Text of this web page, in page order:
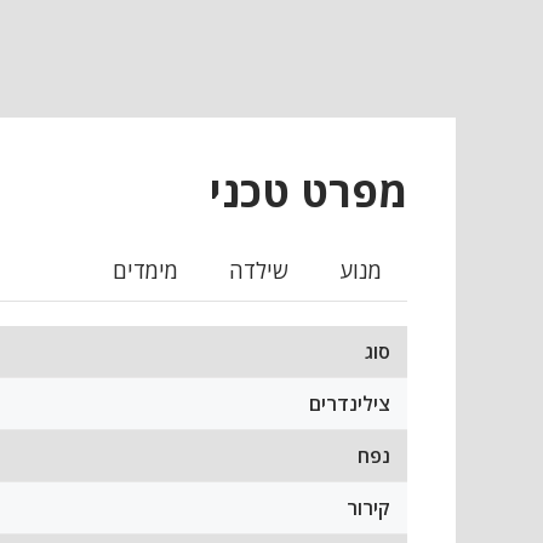
מפרט טכני
מנוע שילדה מימדים
סוג
צילינדרים
נפח
קירור